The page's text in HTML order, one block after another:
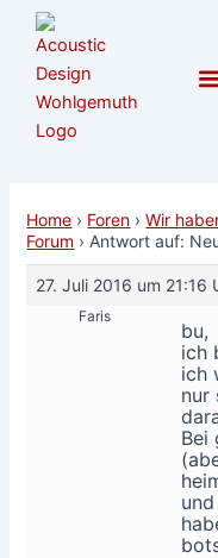
Inhalt
springen
Home › Foren › Wir
Forum › Antwort auf:
27. Juli 2016 um 21:16
Faris
bu,
ich
ich
nur
Bei
Post
navigation